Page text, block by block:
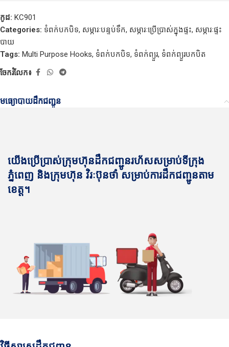
កូដ: KC901
Categories: ទំពក់បកបិទ, សម្ភារៈបន្ទប់ទឹក, សម្ភារៈប្រើប្រាស់ក្នុងផ្ទះ, សម្ភារៈផ្ទះ
បាយ
Tags: Multi Purpose Hooks, ទំពក់បកបិទ, ទំពក់ព្យួរ​, ទំពក់ព្យួរបកបិត
ចែករំលែក៖
មធ្យោបាយដឹកជញ្ជូន
យើងប្រើប្រាស់ក្រុមហ៊ុនដឹកជញ្ជូនរហ័សសម្រាប់ទីក្រុង
ភ្នំពេញ និងក្រុមហ៊ុន វិរៈប៊ុនថាំ សម្រាប់ការដឹកជញ្ជូនតាម
ខេត្ត។